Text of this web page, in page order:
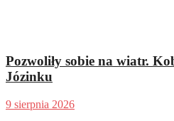
Pozwoliły sobie na wiatr.
Józinku
9 sierpnia 2026